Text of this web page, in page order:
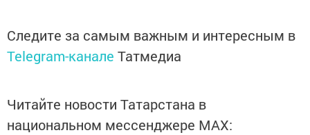
Следите за самым важным и интересным в
Telegram-канале Татмедиа
Читайте новости Татарстана в
национальном мессенджере MАХ: